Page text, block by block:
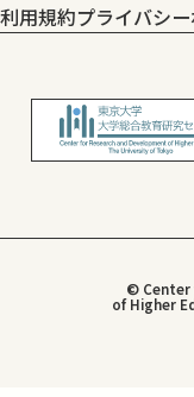
利用規約プライバシ
© Center
of Higher